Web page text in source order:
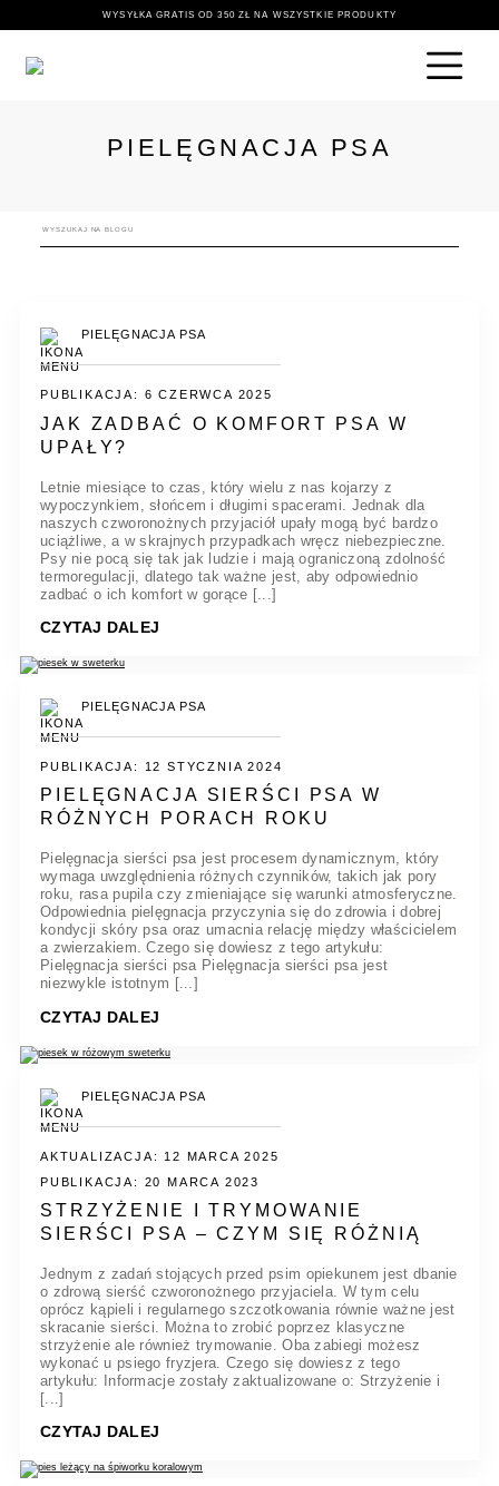
WYSYŁKA GRATIS OD 350 ZŁ NA WSZYSTKIE PRODUKTY
PIELĘGNACJA PSA
PIELĘGNACJA PSA
PUBLIKACJA: 6 CZERWCA 2025
JAK ZADBAĆ O KOMFORT PSA W
UPAŁY?
Letnie miesiące to czas, który wielu z nas kojarzy z
wypoczynkiem, słońcem i długimi spacerami. Jednak dla
naszych czworonożnych przyjaciół upały mogą być bardzo
uciążliwe, a w skrajnych przypadkach wręcz niebezpieczne.
Psy nie pocą się tak jak ludzie i mają ograniczoną zdolność
termoregulacji, dlatego tak ważne jest, aby odpowiednio
zadbać o ich komfort w gorące [...]
CZYTAJ DALEJ
PIELĘGNACJA PSA
PUBLIKACJA: 12 STYCZNIA 2024
PIELĘGNACJA SIERŚCI PSA W
RÓŻNYCH PORACH ROKU
Pielęgnacja sierści psa jest procesem dynamicznym, który
wymaga uwzględnienia różnych czynników, takich jak pory
roku, rasa pupila czy zmieniające się warunki atmosferyczne.
Odpowiednia pielęgnacja przyczynia się do zdrowia i dobrej
kondycji skóry psa oraz umacnia relację między właścicielem
a zwierzakiem. Czego się dowiesz z tego artykułu:
Pielęgnacja sierści psa Pielęgnacja sierści psa jest
niezwykle istotnym [...]
CZYTAJ DALEJ
PIELĘGNACJA PSA
AKTUALIZACJA: 12 MARCA 2025
PUBLIKACJA: 20 MARCA 2023
STRZYŻENIE I TRYMOWANIE
SIERŚCI PSA – CZYM SIĘ RÓŻNIĄ
Jednym z zadań stojących przed psim opiekunem jest dbanie
o zdrową sierść czworonożnego przyjaciela. W tym celu
oprócz kąpieli i regularnego szczotkowania równie ważne jest
skracanie sierści. Można to zrobić poprzez klasyczne
strzyżenie ale również trymowanie. Oba zabiegi możesz
wykonać u psiego fryzjera. Czego się dowiesz z tego
artykułu: Informacje zostały zaktualizowane o: Strzyżenie i
[...]
CZYTAJ DALEJ